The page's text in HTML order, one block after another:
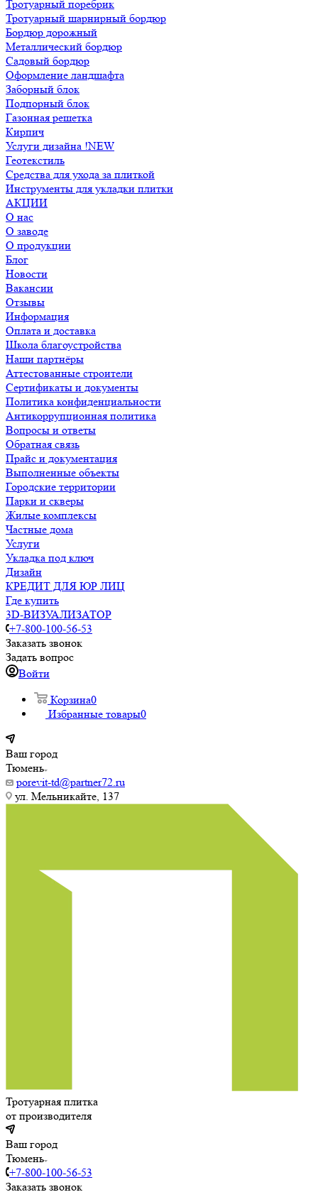
Тротуарный поребрик
Тротуарный шарнирный бордюр
Бордюр дорожный
Металлический бордюр
Садовый бордюр
Оформление ландшафта
Заборный блок
Подпорный блок
Газонная решетка
Кирпич
Услуги дизайна !NEW
Геотекстиль
Средства для ухода за плиткой
Инструменты для укладки плитки
АКЦИИ
О нас
О заводе
О продукции
Блог
Новости
Вакансии
Отзывы
Информация
Оплата и доставка
Школа благоустройства
Наши партнёры
Аттестованные строители
Сертификаты и документы
Политика конфиденциальности
Антикоррупционная политика
Вопросы и ответы
Обратная связь
Прайс и документация
Выполненные объекты
Городские территории
Парки и скверы
Жилые комплексы
Частные дома
Услуги
Укладка под ключ
Дизайн
КРЕДИТ ДЛЯ ЮР ЛИЦ
Где купить
3D-ВИЗУАЛИЗАТОР
+7-800-100-56-53
Заказать звонок
Задать вопрос
Войти
Корзина0
Избранные товары0
Ваш город
Тюмень
porevit-td@partner72.ru
ул. Мельникайте, 137
Тротуарная плитка
от производителя
Ваш город
Тюмень
+7-800-100-56-53
Заказать звонок